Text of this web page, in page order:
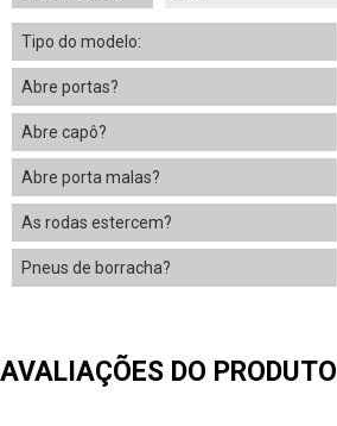
Tipo do modelo:
Abre portas?
Abre capô?
Abre porta malas?
As rodas estercem?
Pneus de borracha?
AVALIAÇÕES DO PRODUTO